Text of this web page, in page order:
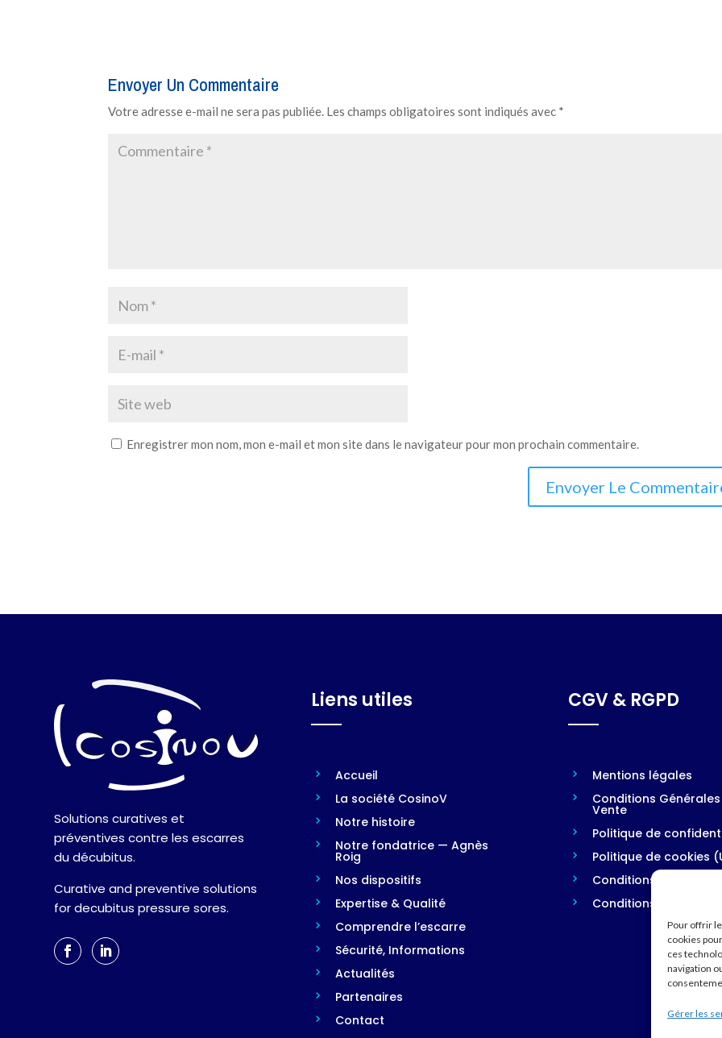
Pour offrir
cookies
ces
navigation
Gérer les
Envoyer Un Commentaire
Votre adresse e-mail ne sera pas publiée. Les champs obligatoires sont indiqués avec *
Enregistrer mon nom, mon e-mail et mon site dans le navigateur pour mon prochain commentaire.
Solutions curatives et
préventives contre les escarres
du décubitus.
Curative and preventive solutions
for decubitus pressure sores.
Liens utiles
Accueil
La société CosinoV
Notre histoire
Notre fondatrice — Agnès
Roig
Nos dispositifs
Expertise & Qualité
Comprendre l’escarre
Sécurité, Informations
Actualités
Partenaires
Contact
CGV & RGPD
Mentions légales
Conditions
Vente
Politique de
Politique de cookies
Conditions générales
Conditions générales